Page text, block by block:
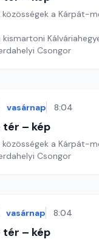
a Kárpát-
Csongor
vasárnap 8:04
tér – kép
a Kárpát-
Csongor
vasárnap 8:04
tér – kép